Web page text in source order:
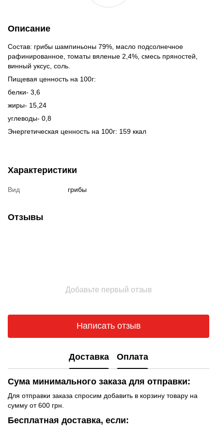
Описание
Состав: грибы шампиньоны 79%, масло подсолнечное
рафинированное, томаты вяленые 2,4%, смесь пряностей,
винный уксус, соль.
Пищевая ценность на 100г:
белки- 3,6
жиры- 15,24
углеводы- 0,8
Энергетическая ценность на 100г: 159 ккал
Характеристики
Вид грибы
Отзывы
Добавьте первый отзыв
Написать отзыв
Доставка Оплата
Сума минимального заказа для отправки:
Для отправки заказа спросим добавить в корзину товару на
сумму от 600 грн.
Бесплатная доставка, если: